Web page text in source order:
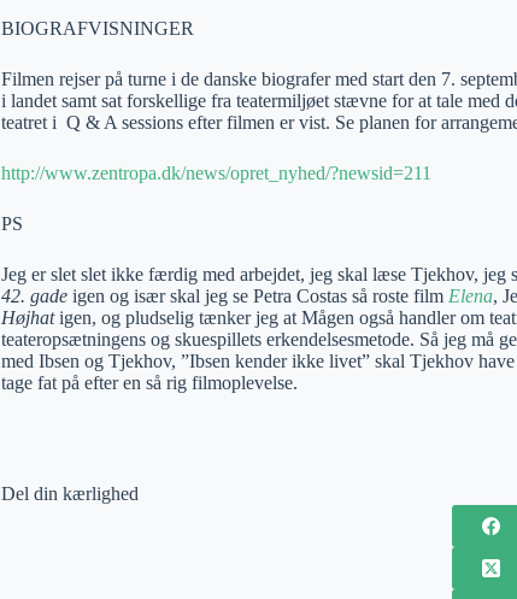
BIOGRAFVISNINGER
Filmen rejser på turne i de danske biografer med start den 7.
i landet samt sat forskellige fra teatermiljøet stævne for at tale med
teatret i Q & A sessions efter filmen er vist. Se planen for
http://www.zentropa.dk/news/opret_nyhed/?newsid=211
PS
Jeg er slet slet ikke færdig med arbejdet, jeg skal læse Tjekhov, jeg
42. gadeigen og især skal jeg se Petra Costas så roste film Elena,
Højhatigen, og pludselig tænker jeg at Mågen også handler om
teateropsætningens og skuespillets erkendelsesmetode. Så jeg må
med Ibsen og Tjekhov, ”Ibsen kender ikke livet” skal Tjekhov
tage fat på efter en så rig filmoplevelse.
Del din kærlighed